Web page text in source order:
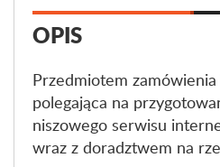
OPIS
Przedmiotem zamówienia
polegająca na
niszowego serwisu
wraz z doradztwem na